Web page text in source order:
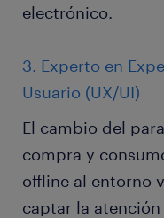
electrónico.
3. Experto en
Usuario (UX/UI)
El cambio del
compra y
offline al entorno
captar la